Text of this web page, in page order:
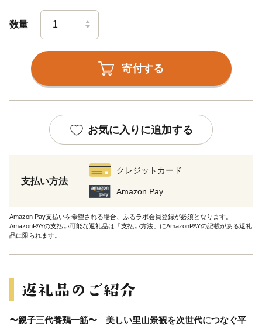
数量
寄付する
お気に入りに追加する
支払い方法
クレジットカード
Amazon Pay
Amazon Pay支払いを希望される場合、ふるラボ会員登録が必須となります。
AmazonPAYの支払い可能な返礼品は「支払い方法」にAmazonPAYの記載がある返礼
品に限られます。
〜親子三代養鶏一筋〜 美しい里山景観を次世代につなぐ平